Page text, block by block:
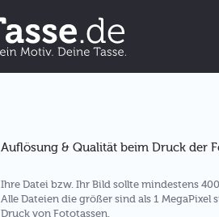
Auflösung & Qualität beim Druck der
Ihre Datei bzw. Ihr Bild sollte mindestens
Alle Dateien die größer sind als 1 MegaPixel
Druck von Fototassen.